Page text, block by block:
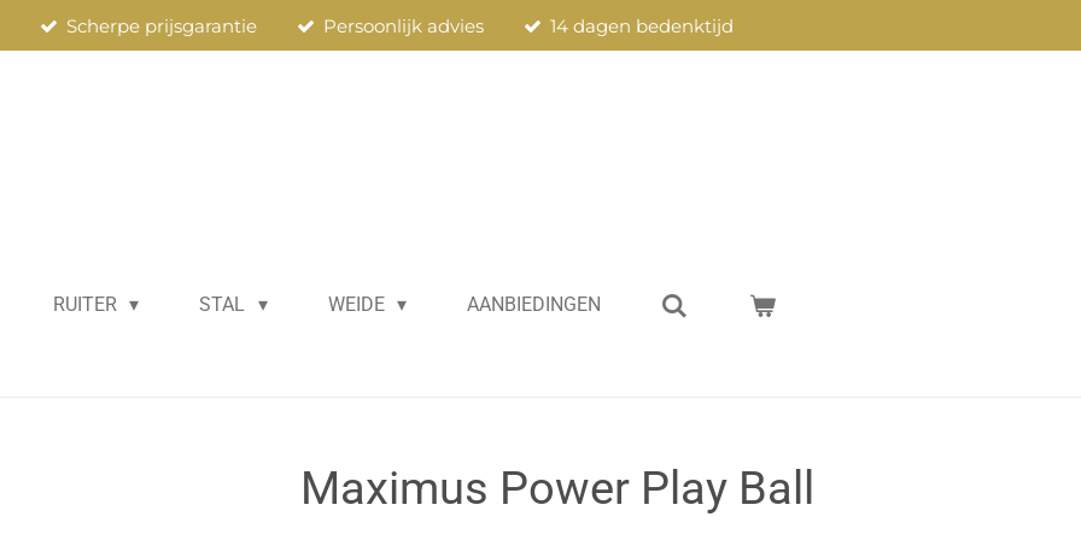
Scherpe prijsgarantie Persoonlijk advies 14 dagen bedenktijd
RUITER STAL WEIDE AANBIEDINGEN
Maximus Power Play Ball